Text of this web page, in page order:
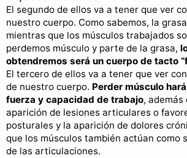
El segundo de ellos va a tener que ver
nuestro cuerpo. Como sabemos, la
mientras que los músculos trabajados
perdemos músculo y parte de la grasa,
obtendremos será un cuerpo de tacto
El tercero de ellos va a tener que ver
de nuestro cuerpo. Perder músculo
fuerza y capacidad de trabajo,
aparición de lesiones articulares o
posturales y la aparición de dolores
que los músculos también actúan como
de las articulaciones.